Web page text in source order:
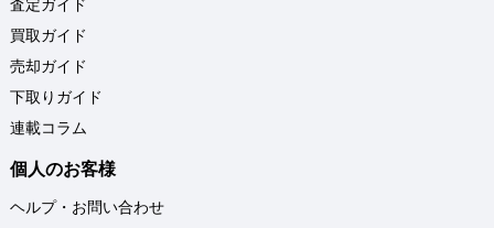
査定ガイド
買取ガイド
売却ガイド
下取りガイド
連載コラム
個人のお客様
ヘルプ・お問い合わせ